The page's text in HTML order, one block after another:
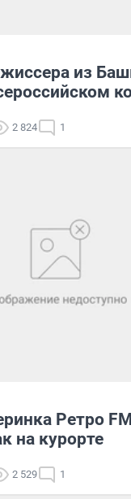
из
2 824 1
Ретро
на курорте
2 529 1